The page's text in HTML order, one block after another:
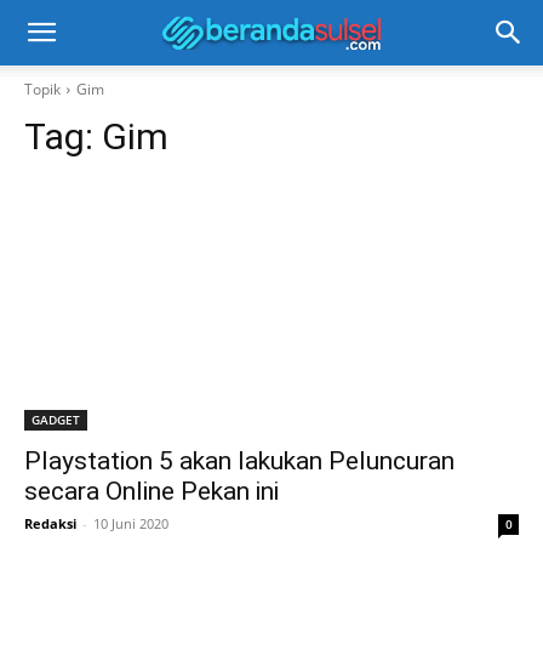
Topik Gim
Tag: Gim
GADGET
Playstation 5 akan lakukan Peluncuran
secara Online Pekan ini
Redaksi - 10 Juni 2020 0